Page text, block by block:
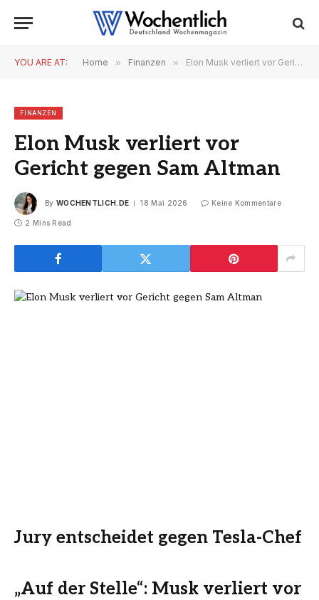
YOU ARE AT: Home » Finanzen » Elon Musk verliert vor Gericht gegen Sam Altman
FINANZEN
Elon Musk verliert vor
Gericht gegen Sam Altman
By WOCHENTLICH.DE 18 Mai 2026 Keine Kommentare
2 Mins Read
Jury entscheidet gegen Tesla-Chef
„Auf der Stelle“: Musk verliert vor